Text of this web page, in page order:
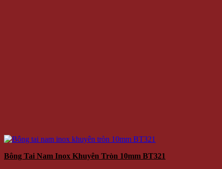
Bông Tai Nam Inox Khuyên Tròn 10mm BT321